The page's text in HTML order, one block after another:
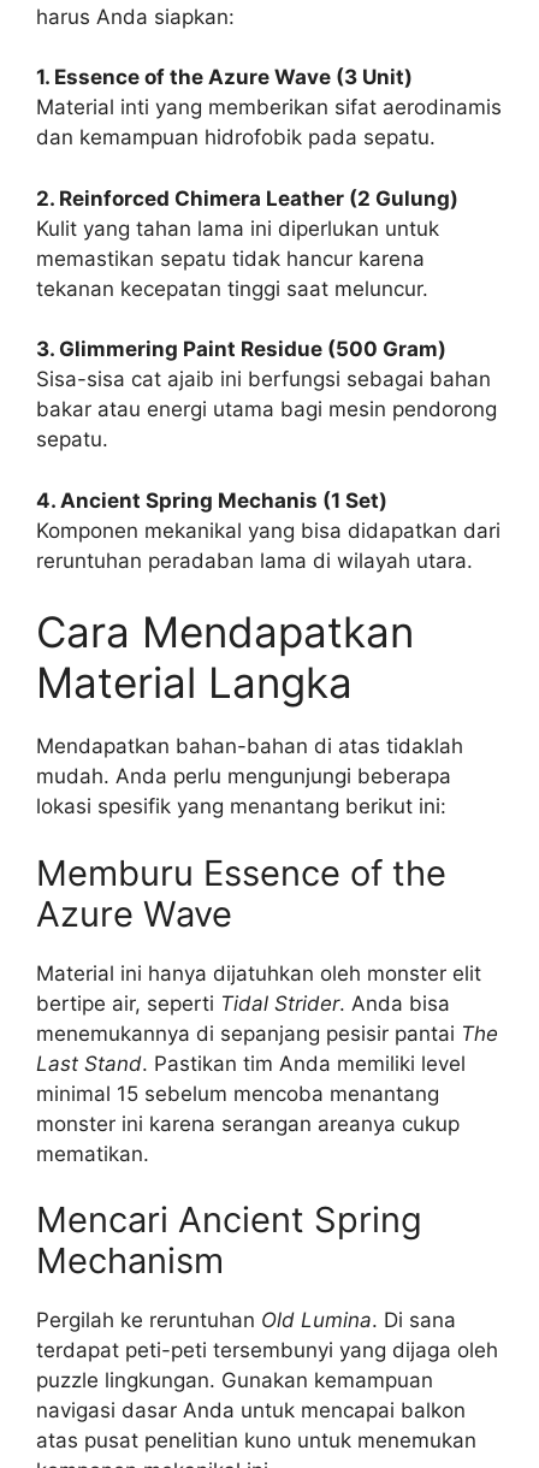
harus Anda siapkan:
1. Essence of the Azure Wave (3 Unit)
Material inti yang memberikan sifat aerodinamis
dan kemampuan hidrofobik pada sepatu.
2. Reinforced Chimera Leather (2 Gulung)
Kulit yang tahan lama ini diperlukan untuk
memastikan sepatu tidak hancur karena
tekanan kecepatan tinggi saat meluncur.
3. Glimmering Paint Residue (500 Gram)
Sisa-sisa cat ajaib ini berfungsi sebagai bahan
bakar atau energi utama bagi mesin pendorong
sepatu.
4. Ancient Spring Mechanis (1 Set)
Komponen mekanikal yang bisa didapatkan dari
reruntuhan peradaban lama di wilayah utara.
Cara Mendapatkan
Material Langka
Mendapatkan bahan-bahan di atas tidaklah
mudah. Anda perlu mengunjungi beberapa
lokasi spesifik yang menantang berikut ini:
Memburu Essence of the
Azure Wave
Material ini hanya dijatuhkan oleh monster elit
bertipe air, seperti Tidal Strider. Anda bisa
menemukannya di sepanjang pesisir pantai The
Last Stand. Pastikan tim Anda memiliki level
minimal 15 sebelum mencoba menantang
monster ini karena serangan areanya cukup
mematikan.
Mencari Ancient Spring
Mechanism
Pergilah ke reruntuhan Old Lumina. Di sana
terdapat peti-peti tersembunyi yang dijaga oleh
puzzle lingkungan. Gunakan kemampuan
navigasi dasar Anda untuk mencapai balkon
atas pusat penelitian kuno untuk menemukan